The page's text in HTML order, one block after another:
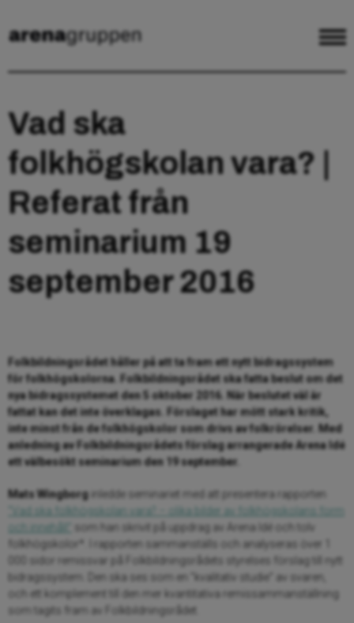
Vad ska
folkhögskolan vara? |
Referat från
seminarium 19
september 2016
Folkbildningsrådet håller på att ta fram ett nytt bidragssystem
för folkhögskolorna. Folkbildningsrådet ska fatta beslut om det
nya bidragssystemet den 5 oktober 2016. När beslutet väl är
fattat kan det inte överklagas. Förslaget har mött stark kritik,
inte minst från de folkhögskolor som drivs av folkrörelser. Med
anledning av Folkbildningsrådets förslag arrangerade Arena Idé
ett välbesökt seminarium den 19 september.
Mats Wingborginledde seminariet med att presentera rapporten
”Vad ska folkhögskolan vara? – olika bilder av folkhögskolans form
och innehåll”
som han skrivit på uppdrag av Arena Idé och tolv
folkhögskolor*. I rapporten sammanställs och analyseras över 1
000 sidor remissvar på Folkbildningsrådets styrelses förslag till nytt
bidragssystem. Den ska ses som en ”kvalitativ studie” av svaren,
och ett komplement till den mer kvantitativa remissammanställning
som tagits fram av Folkbildningsrådet.